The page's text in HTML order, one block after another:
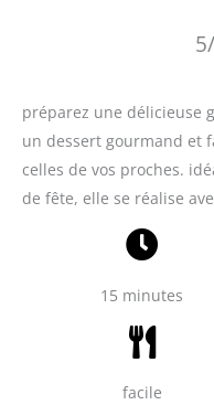
préparez une délicieuse
un dessert gourmand et
celles de vos proches.
de fête, elle se réalise
15 minutes
facile